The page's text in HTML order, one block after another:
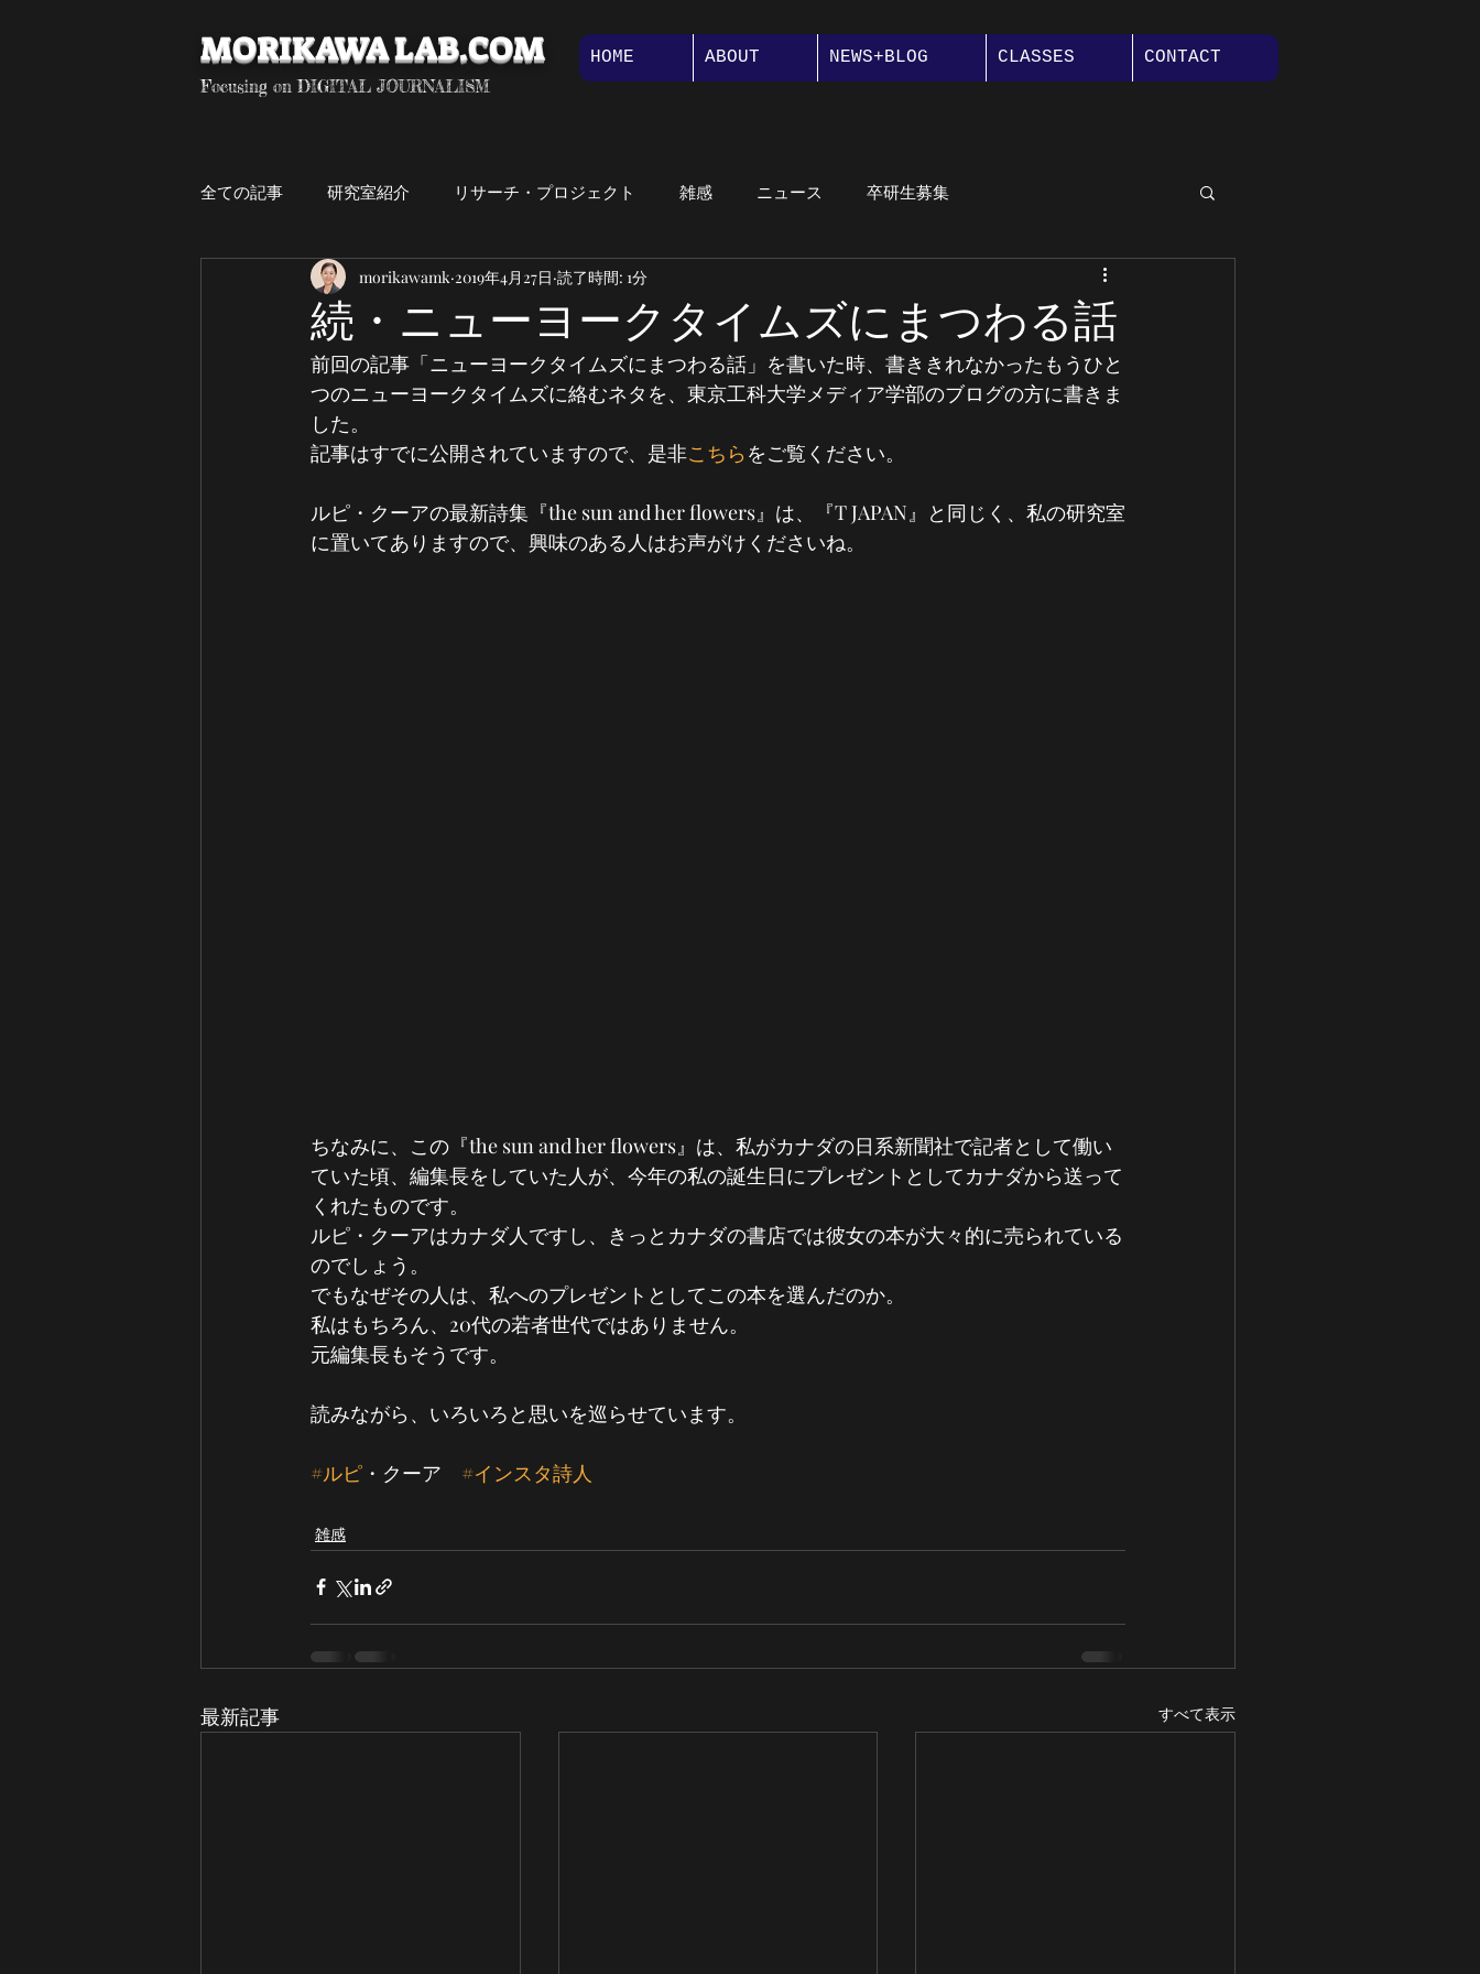
MORIKAWA LAB.COM
Focusing on DIGITAL JOURNALISM
HOME ABOUT NEWS+BLOG CLASSES CONTACT
全ての記事 研究室紹介 リサーチ・プロジェクト 雑感 ニュース 卒研生募集
デジタル・ジャーナリズム 講義紹介 大学院 カンファレンス
専門演習 研究紹介 プロジェクト演習
続・ニューヨークタイムズにまつわる話
morikawamk 2019年4月27日 読了時間: 1分
前回の記事「ニューヨークタイムズにまつわる話」を書いた時、書ききれなかったもうひと
つのニューヨークタイムズに絡むネタを、東京工科大学メディア学部のブログの方に書きま
した。
記事はすでに公開されていますので、是非こちら をご覧ください。
ルピ・クーアの最新詩集『the sun and her flowers』は、『T JAPAN』と同じく、私の研究室
に置いてありますので、興味のある人はお声がけくださいね。
ちなみに、この『the sun and her flowers』は、私がカナダの日系新聞社で記者として働い
ていた頃、編集長をしていた人が、今年の私の誕生日にプレゼントとしてカナダから送って
くれたものです。
ルピ・クーアはカナダ人ですし、きっとカナダの書店では彼女の本が大々的に売られている
のでしょう。
でもなぜその人は、私へのプレゼントとしてこの本を選んだのか。
私はもちろん、20代の若者世代ではありません。
元編集長もそうです。
読みながら、いろいろと思いを巡らせています。
#ルピ ・クーア #インスタ詩人
雑感
最新記事 すべて表示